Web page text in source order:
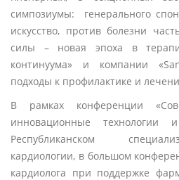
симпозиумы: генерального
искусство, против болезни
силы – новая эпоха в
континуума» и компании
подходы к профилактике и
В рамках конференции
инновационные
Республиканском
кардиологии, в большом
кардиолога при поддержке